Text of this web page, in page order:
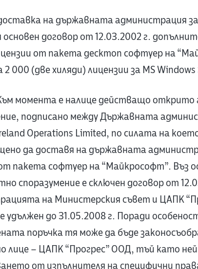
на държавната администрация
основен договор от 12.03.2002 г.
от пакета десктоп софтуер на
000 (две хиляди) лицензии за MS Windows
момента е налице действащо открито
подписано между Държавната
Operations Limited, по силата на
да доставя на държавната
пакета софтуер на “Майкрософт”. Въз
споразумение е сключен договор от
на Министерския съвет и ЦАПК
удължен до 31.05.2008 г. Поради
поръчка тя може да бъде
лице – ЦАПК “Прогрес” ООД, тъй като
от изпълнителя на специфични